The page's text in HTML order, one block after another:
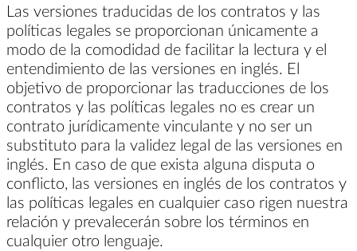
Las versiones traducidas de los contratos y las
políticas legales se proporcionan únicamente a
modo de la comodidad de facilitar la lectura y el
entendimiento de las versiones en inglés. El
objetivo de proporcionar las traducciones de los
contratos y las políticas legales no es crear un
contrato jurídicamente vinculante y no ser un
substituto para la validez legal de las versiones en
inglés. En caso de que exista alguna disputa o
conflicto, las versiones en inglés de los contratos y
las políticas legales en cualquier caso rigen nuestra
relación y prevalecerán sobre los términos en
cualquier otro lenguaje.